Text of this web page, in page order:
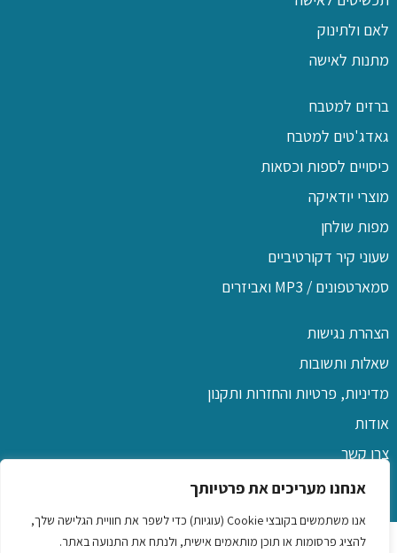
אנחנו מעריכים את פרטיותך
אנו משתמשים בקובצי Cookie (עוגיות) כדי לשפר את חוויית הגלישה שלך,
להציג פרסומות או תוכן מותאמים אישית, ולנתח את התנועה באתר.
לאם ולתינוק
מתנות לאישה
ברזים למטבח
גאדג'טים למטבח
כיסויים לספות וכסאות
מוצרי יודאיקה
מפות שולחן
שעוני קיר דקורטיביים
סמארטפונים / MP3 ואביזרים
הצהרת נגישות
שאלות ותשובות
מדיניות, פרטיות והחזרות ותקנון
אודות
צרו קשר
כל הזכויות שמורות לפו שם